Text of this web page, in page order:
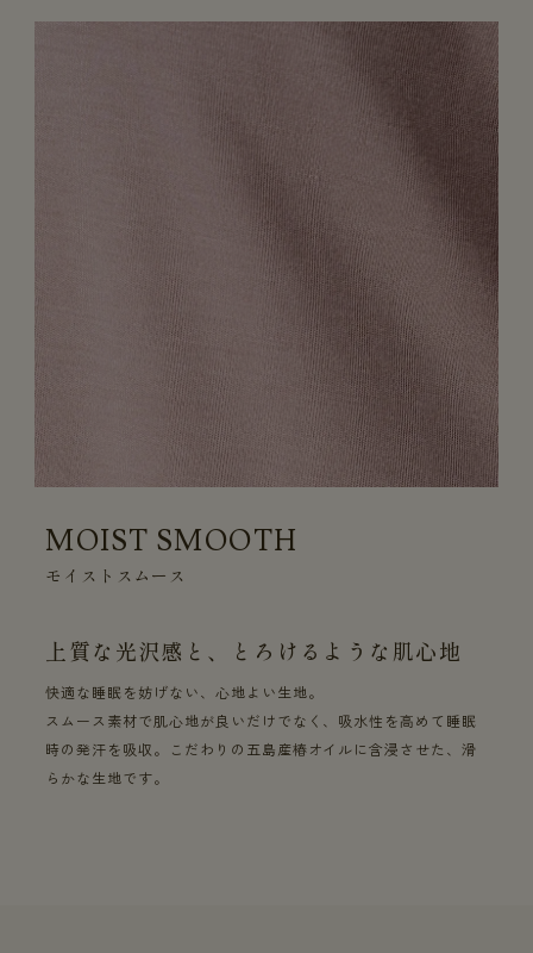
MOIST SMOOTH
モイストスムース
上質な光沢感と、とろけるような肌心地
快適な睡眠を妨げない、心地よい生地。
スムース素材で肌心地が良いだけでなく、吸水性を高めて睡眠
時の発汗を吸収。こだわりの五島産椿オイルに含浸させた、滑
らかな生地です。